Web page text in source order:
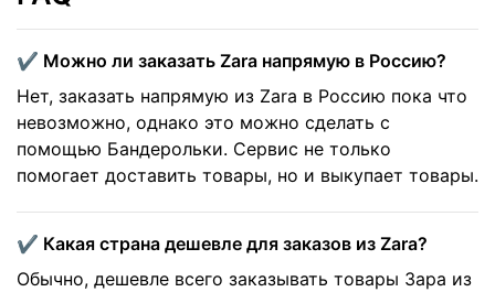
✔️ Можно ли заказать Zara напрямую в Россию?
Нет, заказать напрямую из Zara в Россию пока что
невозможно, однако это можно сделать с
помощью Бандерольки. Сервис не только
помогает доставить товары, но и выкупает товары.
✔️ Какая страна дешевле для заказов из Zara?
Обычно, дешевле всего заказывать товары Зара из